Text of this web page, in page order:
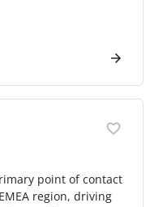
point of contact
region, driving